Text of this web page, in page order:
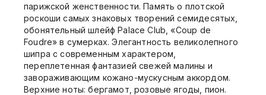
парижской женственности. Память о плотской
роскоши самых знаковых творений семидесятых,
обонятельный шлейф Palace Club, «Coup de
Foudre» в сумерках. Элегантность великолепного
шипра с современным характером,
переплетенная фантазией свежей малины и
завораживающим кожано-мускусным аккордом.
Верхние ноты: бергамот, розовые ягоды, пион.